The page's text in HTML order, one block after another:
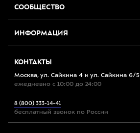
СООБЩЕСТВО
ИНФОРМАЦИЯ
КОНТАКТЫ
Москва, ул. Сайкина 4 и ул. Сайкина 6/5
ежедневно с 10:00 до 24:00
8 (800) 333-14-41
бесплатный звонок по России